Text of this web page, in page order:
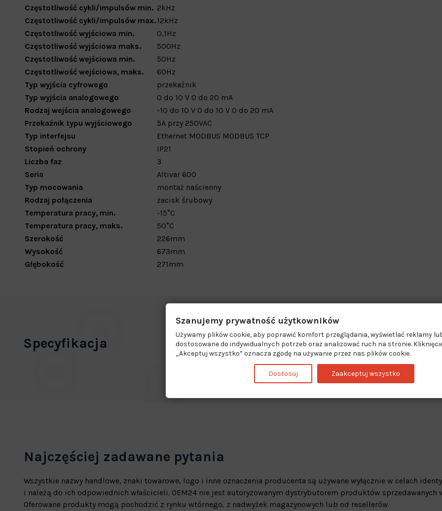
Częstotliwość cykli/impulsów min. 2kHz
Częstotliwość cykli/impulsów max.12kHz
Częstotliwość wyjściowa min.
0,1 Hz
Częstotliwość wyjściowa maks.
500Hz
Częstotliwość wejściowa min.
50Hz
Częstotliwość wejściowa, maks.
60Hz
Typ wyjścia cyfrowego
przekaźnik
Typ wyjścia analogowego
0 do 10 V 0 do 20 mA
Rodzaj wejścia analogowego
-10 do 10 V 0 do 10 V 0 do 20 mA
Przekaźnik typu wyjściowego
5A przy 250VAC
Typ interfejsu
Ethernet MODBUS MODBUS TCP
Stopień ochrony
IP21
Liczba faz
3
Seria
Altivar 600
Typ mocowania
montaż naścienny
Rodzaj połączenia
zacisk śrubowy
Temperatura pracy, min.
-15°C
Temperatura pracy, maks.
50°C
Szerokość
226mm
Wysokość
673mm
Głębokość
271mm
Specyfikacja
Najczęściej zadawane pytania
Wszystkie nazwy handlowe, znaki towarowe, logo i inne oznaczenia producenta są używane wyłącznie w celach
i należą do ich odpowiednich właścicieli. OEM24 nie jest autoryzowanym dystrybutorem produktów sprzedawanych
Oferowane produkty mogą pochodzić z rynku wtórnego, z nadwyżek magazynowych lub od resellerów
Szanujemy prywatność użytkowników
Używamy plików cookie, aby poprawić komfort przeglądania, wyświetlać reklamy
dostosowane do indywidualnych potrzeb oraz analizować ruch na stronie.
„Akceptuj wszystko” oznacza zgodę na używanie przez nas plików cookie.
Dostosuj Zaakceptuj wszystko